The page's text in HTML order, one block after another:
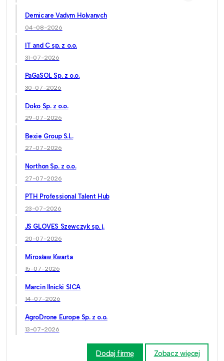
Demicare Vadym Holyanych
04-08-2026
IT and C sp. z o.o.
31-07-2026
PaGaSOL Sp. z o.o.
30-07-2026
Doko Sp. z o.o.
29-07-2026
Bexie Group S.L.
27-07-2026
Northon Sp. z o.o.
27-07-2026
PTH Professional Talent Hub
23-07-2026
JS GLOVES Szewczyk sp. j.
20-07-2026
Mirosław Kwarta
15-07-2026
Marcin Ilnicki SICA
14-07-2026
AgroDrone Europe Sp. z o.o.
13-07-2026
Dodaj firmę Zobacz więcej